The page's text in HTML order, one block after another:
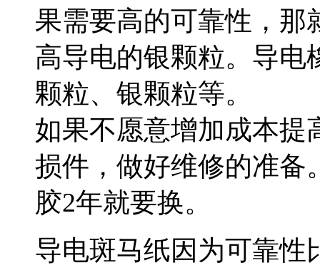
果需要高的可靠性，那
高导电的银颗粒。导电
颗粒、银颗粒等。
如果不愿意增加成本提
损件，做好维修的准备
胶2年就要换。
导电斑马纸因为可靠性